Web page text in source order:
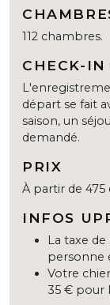
112 chambres.
CHECK-IN
départ se fait
saison, un
demandé.
PRIX
À partir de 475
INFOS
La taxe
personne
Votre
35 € pour